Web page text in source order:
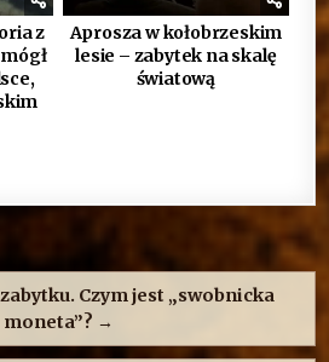
z
Aprosza w kołobrzeskim
lesie – zabytek na skalę
światową
Czym jest „swobnicka
moneta”? →